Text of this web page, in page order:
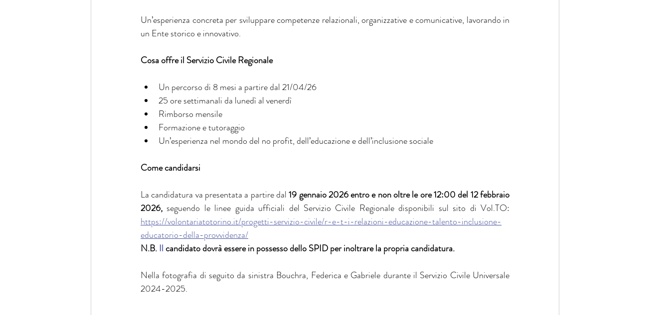
Un’esperienza concreta per sviluppare competenze relazionali, organizzative e comunicative, lavorando in
un Ente storico e innovativo.
Cosa offre il Servizio Civile Regionale
Un percorso di 8 mesi a partire dal 21/04/26
25 ore settimanali da lunedì al venerdì
Rimborso mensile
Formazione e tutoraggio
Un’esperienza nel mondo del no profit, dell’educazione e dell’inclusione sociale
Come candidarsi
La candidatura va presentata a partire dal 19 gennaio 2026 entro e non oltre le ore 12:00 del 12 febbraio
2026,
https://volontariatotorino.it/progetti-servizio-civile/r-e-t-i-relazioni-educazione-talento-inclusione-
educatorio-della-provvidenza/
N.B. Il candidato dovrà essere in possesso dello SPID per inoltrare la propria candidatura.
Nella fotografia di seguito da sinistra Bouchra, Federica e Gabriele durante il Servizio Civile Universale
2024-2025.